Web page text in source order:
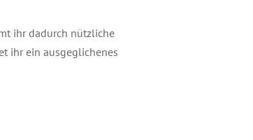
ihr dadurch nützliche
ihr ein ausgeglichenes